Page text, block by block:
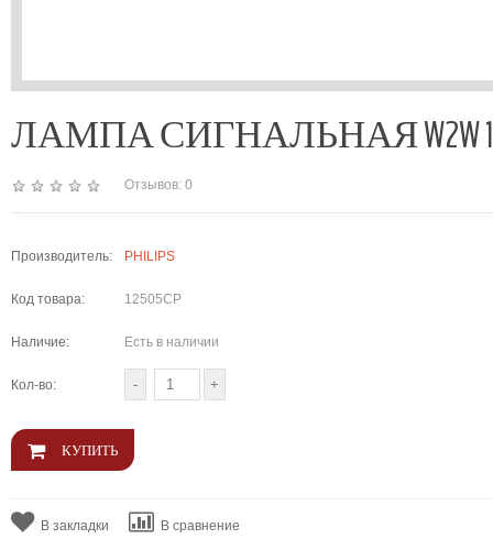
ЛАМПА СИГНАЛЬНАЯ W2W 12V
Отзывов: 0
Производитель: PHILIPS
Код товара: 12505CP
Наличие: Есть в наличии
Кол-во:
В закладки В сравнение